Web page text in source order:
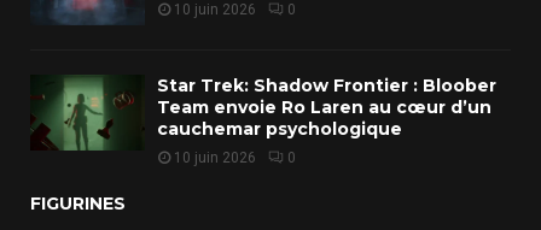
10 juin 2026 0
Star Trek: Shadow Frontier : Bloober
Team envoie Ro Laren au cœur d’un
cauchemar psychologique
10 juin 2026 0
FIGURINES